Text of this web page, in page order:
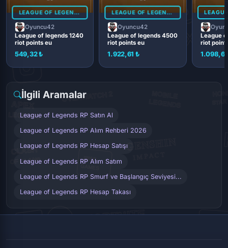
LEAGUE OF LEGENDS
Oyuncu42
League of legends 1240
riot points eu
549,32 ₺
LEAGUE OF LEGENDS
Oyuncu42
League of legends 4500
riot points eu
1.922,61 ₺
League
riot
İlgili Aramalar
League of Legends RP Satın Al
League of Legends RP Alım Rehberi 2026
League of Legends RP Hesap Satışı
League of Legends RP Alım Satım
League of Legends RP Smurf ve Başlangıç Seviyesi...
League of Legends RP Hesap Takası